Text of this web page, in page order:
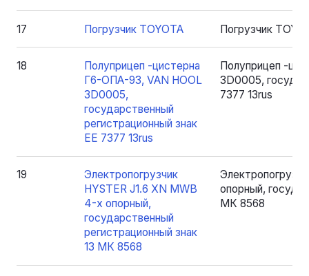
17 Погрузчик TOYOTA Погрузчик
18
Полуприцеп -цистерна
Г6-ОПА-93, VAN HOOL
3D0005,
государственный
регистрационный знак
ЕЕ 7377 13rus
Полуприцеп -
3D0005,
7377 13rus
19
Электропогрузчик
HYSTER J1.6 XN MWB
4-х опорный,
государственный
регистрационный знак
13 МК 8568
опорный,
МК 8568